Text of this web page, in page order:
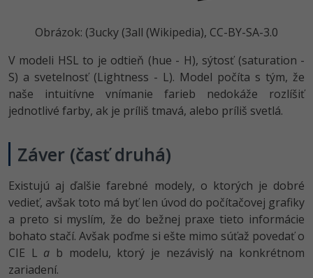
Obrázok: (3ucky (3all (Wikipedia), CC-BY-SA-3.0
V modeli HSL to je odtieň (hue - H), sýtosť (saturation -
S) a svetelnosť (Lightness - L). Model počíta s tým, že
naše intuitívne vnímanie farieb nedokáže rozlíšiť
jednotlivé farby, ak je príliš tmavá, alebo príliš svetlá.
Záver (časť druhá)
Existujú aj ďalšie farebné modely, o ktorých je dobré
vedieť, avšak toto má byť len úvod do počítačovej grafiky
a preto si myslím, že do bežnej praxe tieto informácie
bohato stačí. Avšak poďme si ešte mimo súťaž povedať o
CIE L a b modelu, ktorý je nezávislý na konkrétnom
zariadení.